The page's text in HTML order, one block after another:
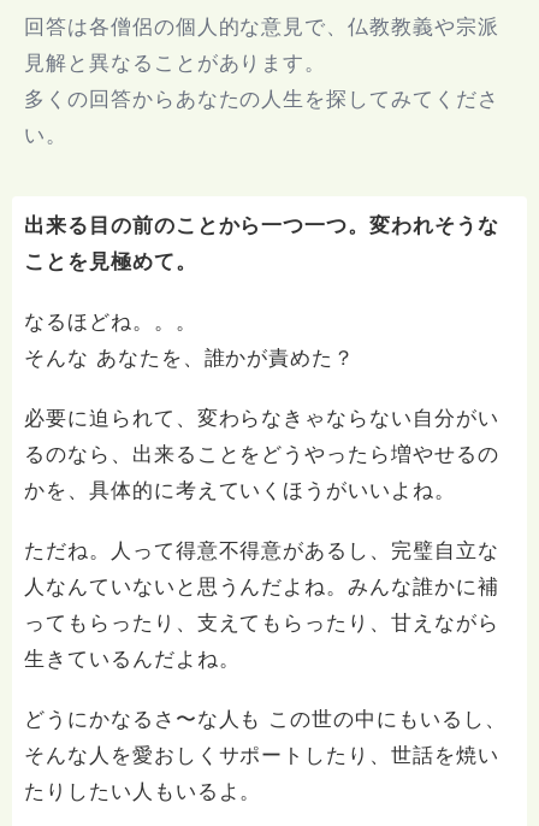
回答は各僧侶の個人的な意見で、仏教教義や宗派
見解と異なることがあります。
多くの回答からあなたの人生を探してみてくださ
い。
出来る目の前のことから一つ一つ。変われそうな
ことを見極めて。
なるほどね。。。
そんな あなたを、誰かが責めた？
必要に迫られて、変わらなきゃならない自分がい
るのなら、出来ることをどうやったら増やせるの
かを、具体的に考えていくほうがいいよね。
ただね。人って得意不得意があるし、完璧自立な
人なんていないと思うんだよね。みんな誰かに補
ってもらったり、支えてもらったり、甘えながら
生きているんだよね。
どうにかなるさ〜な人も この世の中にもいるし、
そんな人を愛おしくサポートしたり、世話を焼い
たりしたい人もいるよ。